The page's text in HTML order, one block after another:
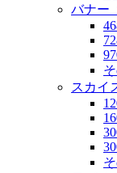
バナー
スカイ